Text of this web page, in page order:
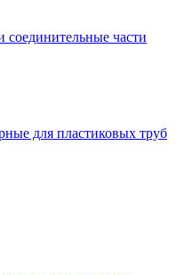
части
для пластиковых труб